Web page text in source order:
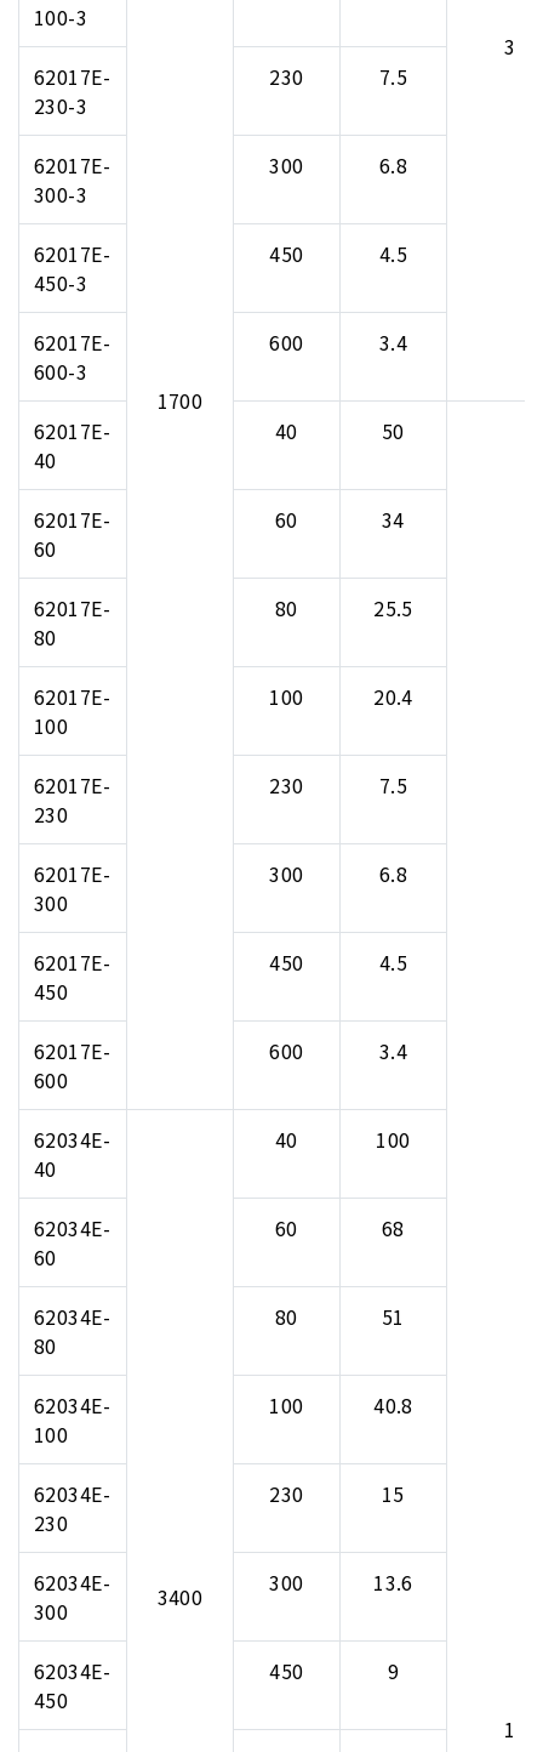
1700
3
100-3
62017E-
230-3
230 7.5
62017E-
300-3
300 6.8
62017E-
450-3
450 4.5
62017E-
600-3
600 3.4
62017E-
40
40 50
1
62017E-
60
60 34
62017E-
80
80 25.5
62017E-
100
100 20.4
62017E-
230
230 7.5
62017E-
300
300 6.8
62017E-
450
450 4.5
62017E-
600
600 3.4
62034E-
40
3400
40 100
62034E-
60
60 68
62034E-
80
80 51
62034E-
100
100 40.8
62034E-
230
230 15
62034E-
300
300 13.6
62034E-
450
450 9